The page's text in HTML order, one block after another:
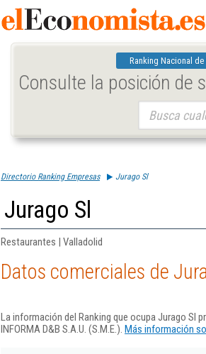
Ranking Nacional de
Consulte la posición de
Directorio Ranking Empresas Jurago Sl
Jurago Sl
Restaurantes | Valladolid
Datos comerciales de
La información del Ranking que ocupa Jurago Sl
INFORMA D&B S.A.U. (S.M.E.). Más información